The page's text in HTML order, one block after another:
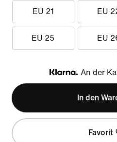
EU 21 EU
EU 25 EU
Klarna
An der
In den
Favorit